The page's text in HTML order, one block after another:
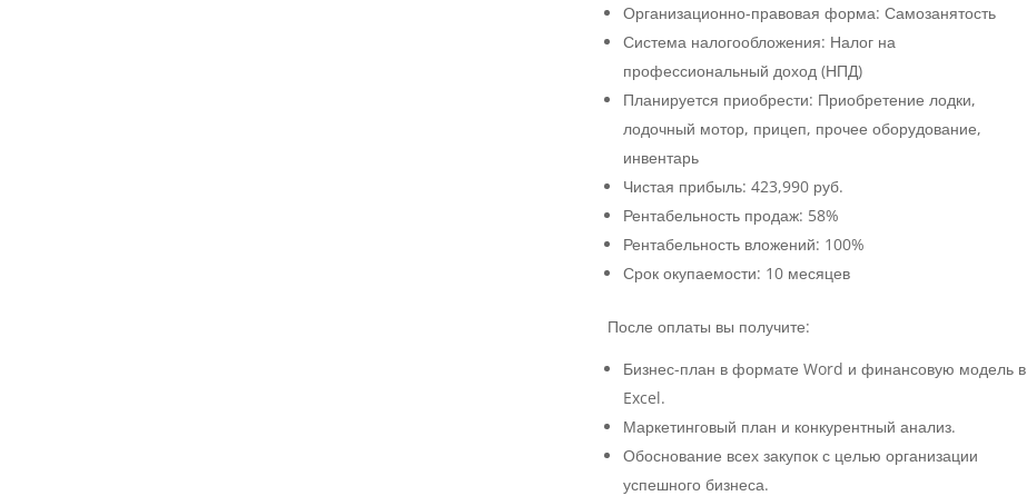
Организационно-правовая форма: Самозанятость
Система налогообложения: Налог на
профессиональный доход (НПД)
Планируется приобрести: Приобретение лодки,
лодочный мотор, прицеп, прочее оборудование,
инвентарь
Чистая прибыль: 423,990 руб.
Рентабельность продаж: 58%
Рентабельность вложений: 100%
Срок окупаемости: 10 месяцев
После оплаты вы получите:
Бизнес-план в формате Word и финансовую модель в
Excel.
Маркетинговый план и конкурентный анализ.
Обоснование всех закупок с целью организации
успешного бизнеса.